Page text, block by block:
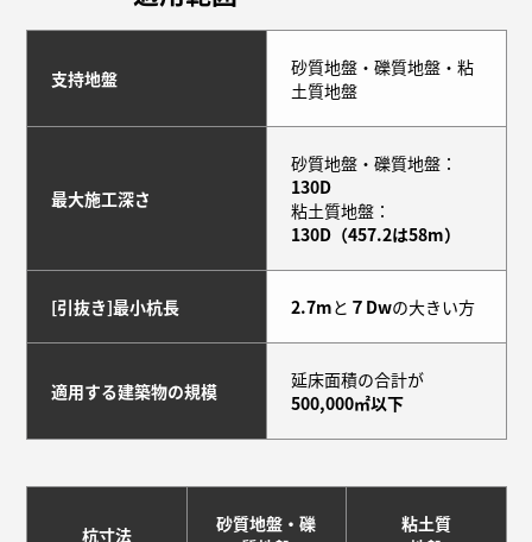
支持地盤
砂質地盤・礫質地盤・粘
土質地盤
最大施工深さ
砂質地盤・礫質地盤：
130D
粘土質地盤：
130D（457.2は58m）
[引抜き]最小杭長 2.7mと ７Dwの大きい方
適用する建築物の規模
延床面積の合計が
500,000㎡以下
杭寸法
砂質地盤・礫
粘土質